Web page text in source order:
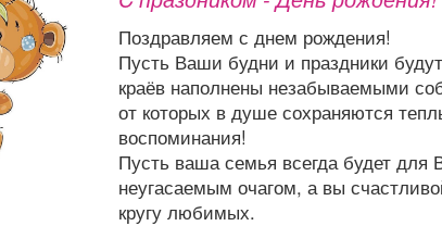
Поздравляем с днем рождения!
Пусть Ваши будни и праздники
краёв наполнены незабываемыми
от которых в душе сохраняются
воспоминания!
Пусть ваша семья всегда будет для
неугасаемым очагом, а вы
кругу любимых.